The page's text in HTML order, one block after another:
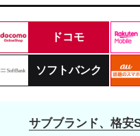
ドコモ
ソフトバンク
サブブランド、格安